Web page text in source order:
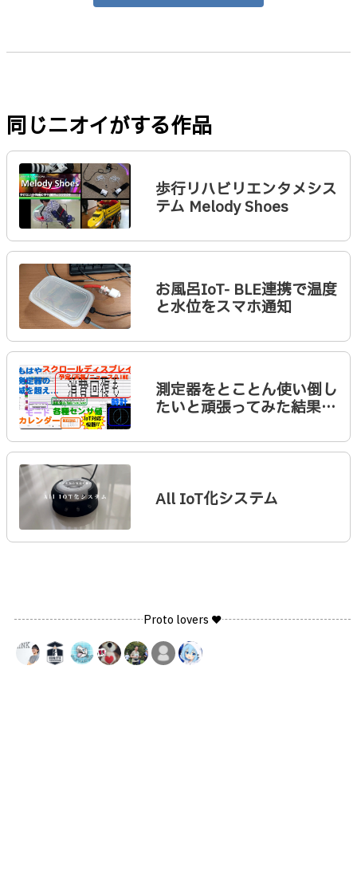
同じニオイがする作品
歩行リハビリエンタメシス
テム Melody Shoes
お風呂IoT- BLE連携で温度
と水位をスマホ通知
測定器をとことん使い倒し
たいと頑張ってみた結果…
All IoT化システム
Proto lovers ♥